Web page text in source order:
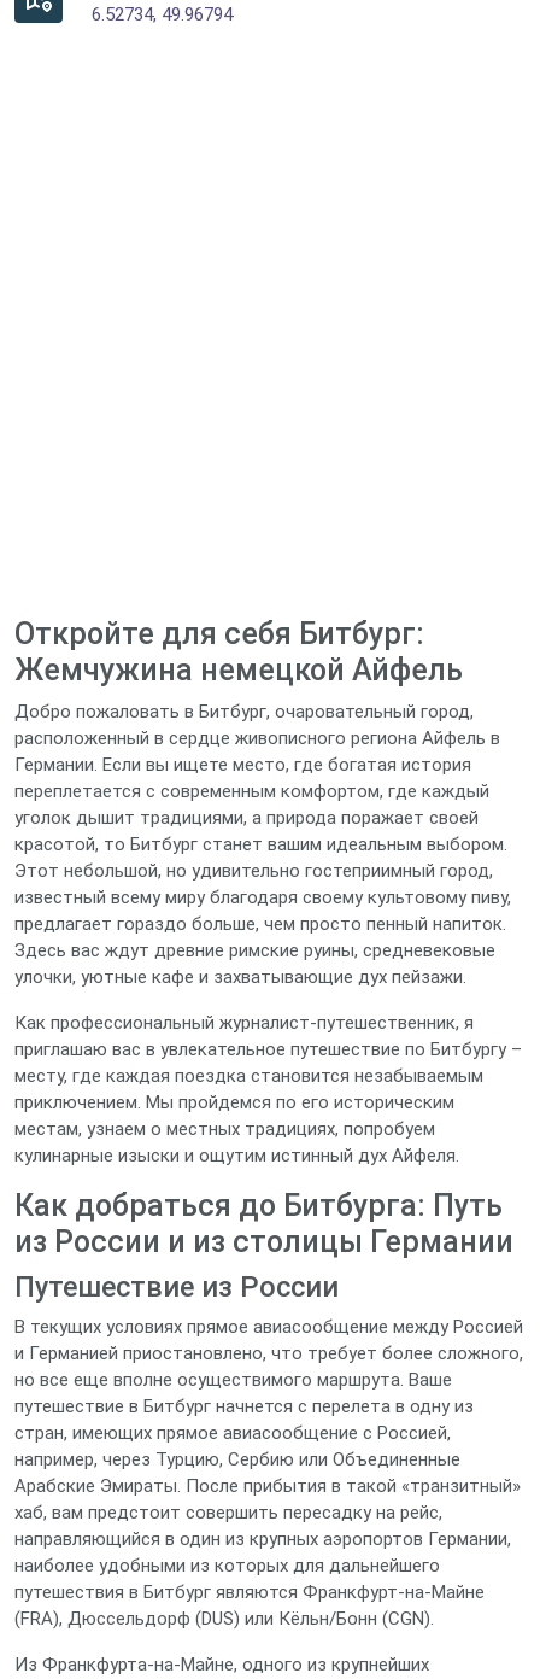
6.52734, 49.96794
Откройте для себя Битбург:
Жемчужина немецкой Айфель
Добро пожаловать в Битбург, очаровательный город,
расположенный в сердце живописного региона Айфель в
Германии. Если вы ищете место, где богатая история
переплетается с современным комфортом, где каждый
уголок дышит традициями, а природа поражает своей
красотой, то Битбург станет вашим идеальным выбором.
Этот небольшой, но удивительно гостеприимный город,
известный всему миру благодаря своему культовому пиву,
предлагает гораздо больше, чем просто пенный напиток.
Здесь вас ждут древние римские руины, средневековые
улочки, уютные кафе и захватывающие дух пейзажи.
Как профессиональный журналист-путешественник, я
приглашаю вас в увлекательное путешествие по Битбургу –
месту, где каждая поездка становится незабываемым
приключением. Мы пройдемся по его историческим
местам, узнаем о местных традициях, попробуем
кулинарные изыски и ощутим истинный дух Айфеля.
Как добраться до Битбурга: Путь
из России и из столицы Германии
Путешествие из России
В текущих условиях прямое авиасообщение между Россией
и Германией приостановлено, что требует более сложного,
но все еще вполне осуществимого маршрута. Ваше
путешествие в Битбург начнется с перелета в одну из
стран, имеющих прямое авиасообщение с Россией,
например, через Турцию, Сербию или Объединенные
Арабские Эмираты. После прибытия в такой «транзитный»
хаб, вам предстоит совершить пересадку на рейс,
направляющийся в один из крупных аэропортов Германии,
наиболее удобными из которых для дальнейшего
путешествия в Битбург являются Франкфурт-на-Майне
(FRA), Дюссельдорф (DUS) или Кёльн/Бонн (CGN).
Из Франкфурта-на-Майне, одного из крупнейших